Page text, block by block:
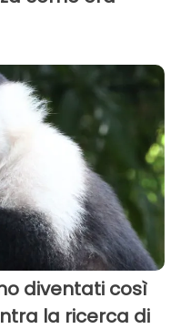
diventati così
la ricerca di